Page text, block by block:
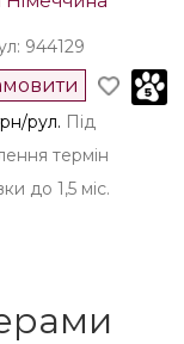
944129
рул. Під
термін
до 1,5 міс.